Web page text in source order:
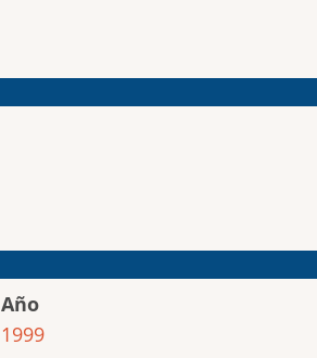
Año
1999